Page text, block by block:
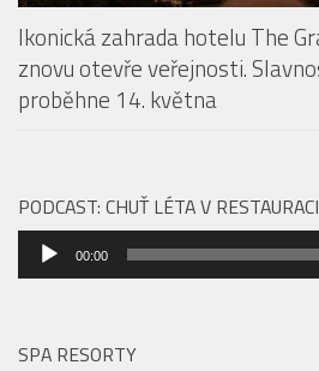
PODCAST: CHUŤ LÉTA V
SPA RESORTY
Storytelling, který se
saunové rituály